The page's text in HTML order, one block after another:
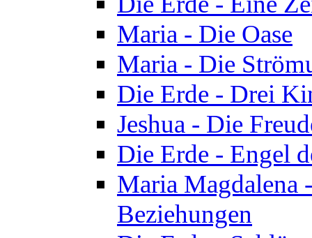
Maria - Die Oase
Maria - Die
Die Erde - Drei
Jeshua - Die
Die Erde - Engel
Maria Magdalena
Beziehungen